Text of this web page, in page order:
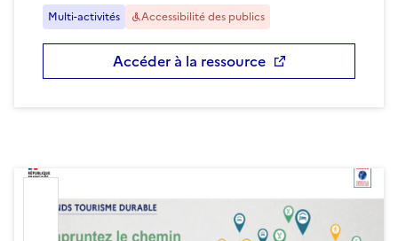
Multi-activités Accessibilité des publics
Accéder à la ressource